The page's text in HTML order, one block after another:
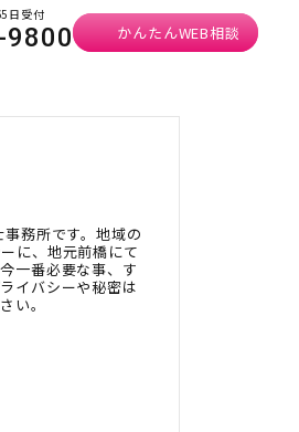
日受付
9800 かんたんWEB相談
務所です。地域の
に、地元前橋にて
一番必要な事、す
イバシーや秘密は
い。